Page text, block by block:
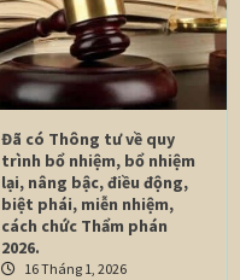
Đã có Thông tư về quy
trình bổ nhiệm, bổ nhiệm
lại, nâng bậc, điều động,
biệt phái, miễn nhiệm,
cách chức Thẩm phán
2026.
16 Tháng 1, 2026